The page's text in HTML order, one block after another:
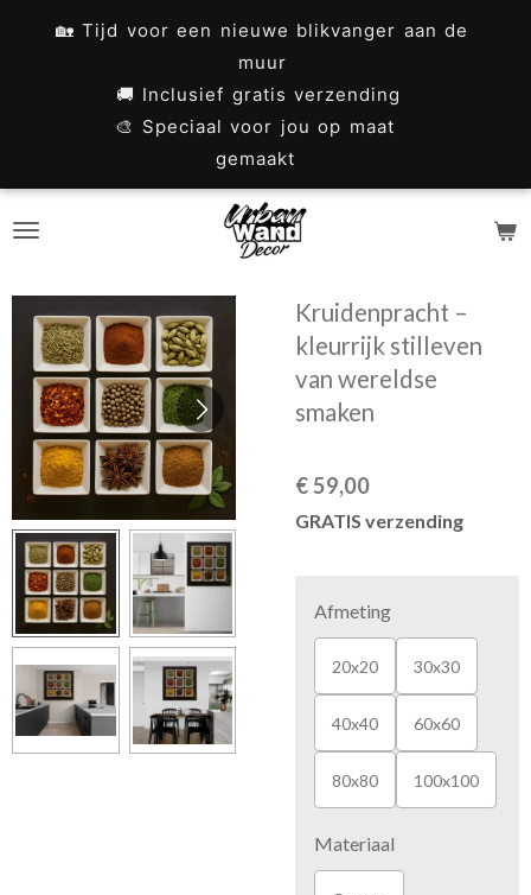
🏡 Tijd voor een nieuwe blikvanger aan de
muur
🚚 Inclusief gratis verzending
🎨 Speciaal voor jou op maat
gemaakt
Kruidenpracht –
kleurrijk stilleven
van wereldse
smaken
€ 59,00
GRATIS verzending
Afmeting
20x20 30x30
40x40 60x60
80x80 100x100
Materiaal